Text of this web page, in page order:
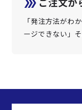
「発注方法がわ
ージできない」